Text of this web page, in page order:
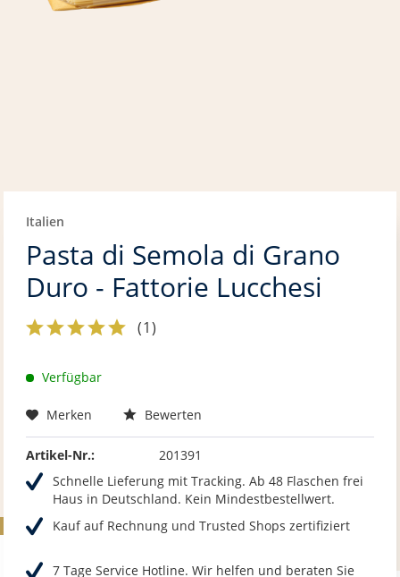
Italien
Pasta di Semola di Grano
Duro - Fattorie Lucchesi
(1)
Verfügbar
Merken Bewerten
Artikel-Nr.:
201391
Schnelle Lieferung mit Tracking. Ab 48 Flaschen frei
Haus in Deutschland. Kein Mindestbestellwert.
Kauf auf Rechnung und Trusted Shops zertifiziert
7 Tage Service Hotline. Wir helfen und beraten Sie